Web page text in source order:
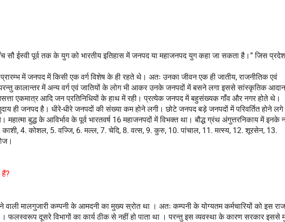
सौ ईस्वी पूर्व तक के युग को भारतीय इतिहास में जनपद या महाजनपद युग कहा जा सकता है।” जिस
में जनपद में किसी एक वर्ग विशेष के ही रहते थे। अतः उनका जीवन एक ही जातीय, राजनीतिक एवं
कालान्तर में अन्य वर्ग एवं जातियों के लोग भी आकर उनके जनपदों में बसने लगा इससे सांस्कृतिक
एकमात्र आदि जन प्रतिनिधियों के हाथ में रही। प्रत्येक जनपद में बहुसंख्यक गाँव और नगर होते थे।
ही जनपद है। धीरे-धीरे जनपदों की संख्या कम होने लगी। छोटे जनपद बड़े जनपदों में परिवर्तित होने
बुद्ध के आविर्भाव के पूर्व भारतवर्ष 16 महाजनपदों में विभक्त था। बौद्ध ग्रंथ अंगुत्तरनिकाय में इनके
काशी, 4. कोशल, 5. वज्जि, 6. मल्ल, 7. चेदि, 8. वत्स, 9. कुरु, 10. पांचाल, 11. मत्स्य, 12. शूरसेन, 13.
वाली मालगुजारी कम्पनी के आमदनी का मुख्य स्रोत था । अतः कम्पनी के योग्यतम कर्मचारियों को इस
फलस्वरूप दूसरे विभागों का कार्य ठीक से नहीं हो पाता था । परन्तु इस व्यवस्था के कारण सरकार इससे